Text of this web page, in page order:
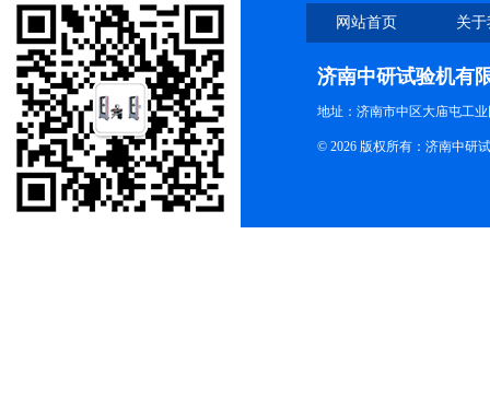
网站首页 关
济南中研试验机有
地址：济南市中区大庙屯工
© 2026 版权所有：济南中研